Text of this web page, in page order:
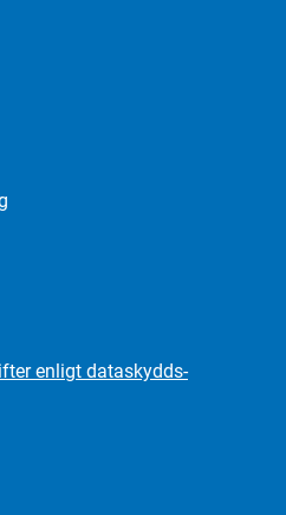
enligt dataskydds­